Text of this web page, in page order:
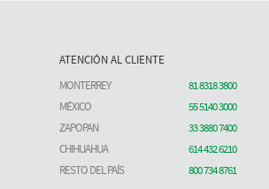
ATENCIÓN AL CLIENTE
MONTERREY
81 8318 3800
MÉXICO
55 5140 3000
ZAPOPAN
33 3880 7400
CHIHUAHUA
614 432 6210
RESTO DEL PAÍS
800 734 8761